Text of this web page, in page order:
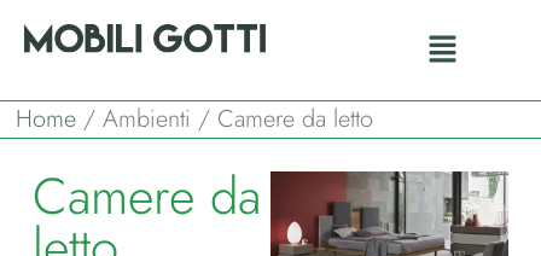
Home / Ambienti / Camere da letto
Camere da